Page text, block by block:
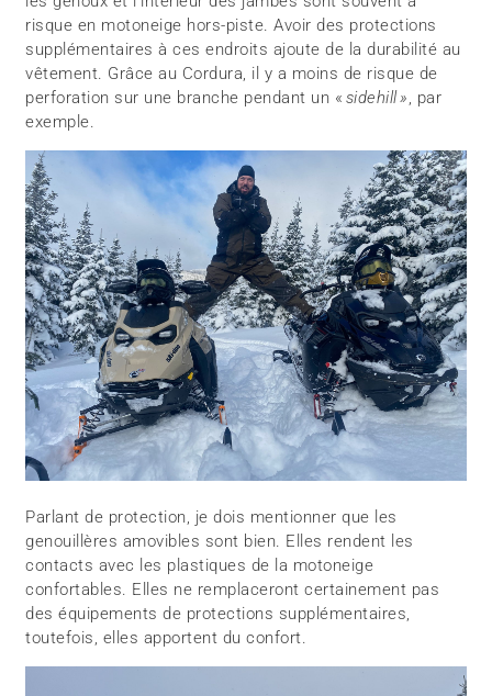
risque en motoneige hors-piste. Avoir des protections
supplémentaires à ces endroits ajoute de la durabilité au
vêtement. Grâce au Cordura, il y a moins de risque de
perforation sur une branche pendant un « sidehill », par
exemple.
Parlant de protection, je dois mentionner que les
genouillères amovibles sont bien. Elles rendent les
contacts avec les plastiques de la motoneige
confortables. Elles ne remplaceront certainement pas
des équipements de protections supplémentaires,
toutefois, elles apportent du confort.